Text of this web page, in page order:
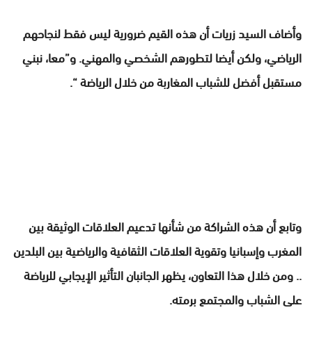
وأضاف السيد زريات أن هذه القيم ضرورية ليس فقط لنجاحهم
الرياضي، ولكن أيضا لتطورهم الشخصي والمهني. و”معا، نبني
مستقبل أفضل للشباب المغاربة من خلال الرياضة “.
وتابع أن هذه الشراكة من شأنها تدعيم العلاقات الوثيقة بين
المغرب وإسبانيا وتقوية العلاقات الثقافية والرياضية بين البلدين
.. ومن خلال هذا التعاون، يظهر الجانبان التأثير الإيجابي للرياضة
على الشباب والمجتمع برمته.